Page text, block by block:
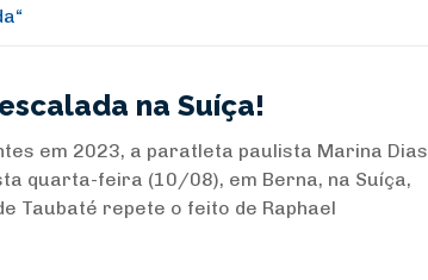
na Suíça!
em 2023, a paratleta paulista Marina Dias
quarta-feira (10/08), em Berna, na Suíça,
Taubaté repete o feito de Raphael